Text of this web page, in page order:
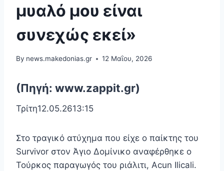
μυαλό μου είναι
συνεχώς εκεί»
By news.makedonias.gr 12 Μαΐου, 2026
(Πηγή: www.zappit.gr)
Τρίτη12.05.2613:15
Στο τραγικό ατύχημα που είχε ο παίκτης του
Survivor στον Άγιο Δομίνικο αναφέρθηκε ο
Τούρκος παραγωγός του ριάλιτι, Acun Ilicali.